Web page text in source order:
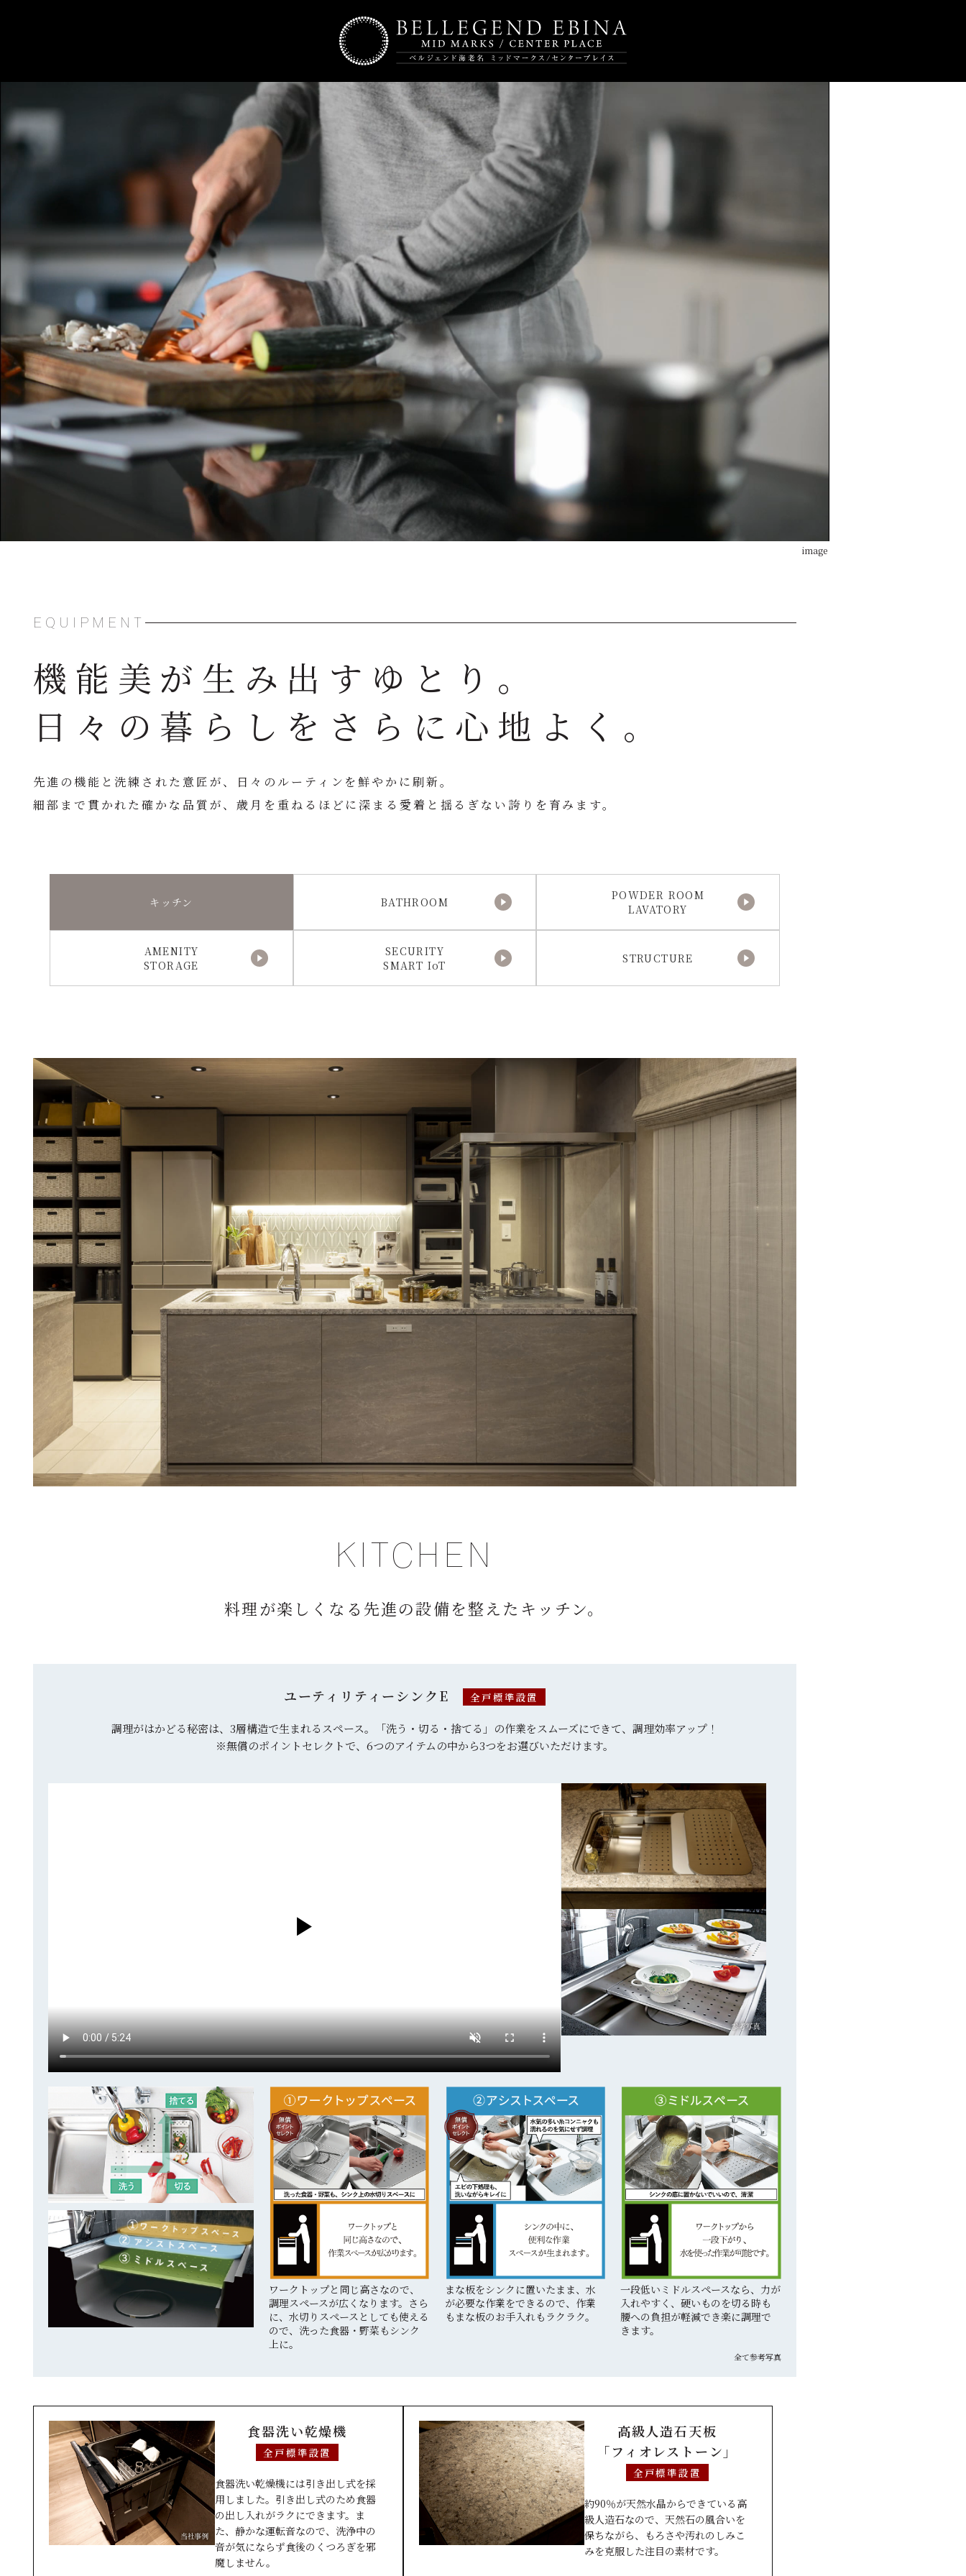
image
EQUIPMENT
機能美が生み出すゆとり。
日々の暮らしをさらに心地よく。
先進の機能と洗練された意匠が、日々のルーティンを鮮やかに刷新。
細部まで貫かれた確かな品質が、歳月を重ねるほどに深まる愛着と揺るぎない誇りを育みます。
キッチン BATHROOM
POWDER ROOM
LAVATORY
AMENITY
STORAGE
SECURITY
SMART IoT
STRUCTURE
KITCHEN
料理が楽しくなる先進の設備を整えたキッチン。
ユーティリティーシンクE 全戸標準設置
調理がはかどる秘密は、3層構造で生まれるスペース。 「洗う・切る・捨てる」の作業をスムーズにできて、 調理効率アップ！
※無償のポイントセレクトで、6つのアイテムの中から3つをお選びいただけます。
▶
ワークトップと同じ高さなので、
調理スペースが広くなります。さら
に、水切りスペースとしても使える
ので、洗った食器・野菜もシンク
上に。
まな板をシンクに置いたまま、水
が必要な作業をできるので、作業
もまな板のお手入れもラクラク。
一段低いミドルスペースなら、力が
入れやすく、硬いものを切る時も
腰への負担が軽減でき楽に調理で
きます。
全て参考写真
食器洗い乾燥機
全戸標準設置
食器洗い乾燥機には引き出し式を採
用しました。引き出し式のため食器
の出し入れがラクにできます。ま
た、静かな運転音なので、洗浄中の
音が気にならず食後のくつろぎを邪
魔しません。
高級人造石天板
「フィオレストーン」
全戸標準設置
約90％が天然水晶からできている高
級人造石なので、天然石の風合いを
保ちながら、もろさや汚れのしみこ
みを克服した注目の素材です。